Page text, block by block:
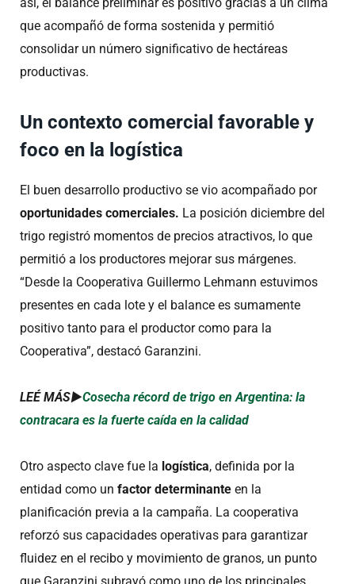
que acompañó de forma sostenida y permitió
consolidar un número significativo de hectáreas
productivas.
Un contexto comercial favorable y
foco en la logística
El buen desarrollo productivo se vio acompañado por
oportunidades comerciales. La posición diciembre del
trigo registró momentos de precios atractivos, lo que
permitió a los productores mejorar sus márgenes.
“Desde la Cooperativa Guillermo Lehmann estuvimos
presentes en cada lote y el balance es sumamente
positivo tanto para el productor como para la
Cooperativa”, destacó Garanzini.
LEÉ MÁS►Cosecha récord de trigo en Argentina: la
contracara es la fuerte caída en la calidad
Otro aspecto clave fue la logística, definida por la
entidad como un factor determinante en la
planificación previa a la campaña. La cooperativa
reforzó sus capacidades operativas para garantizar
fluidez en el recibo y movimiento de granos, un punto